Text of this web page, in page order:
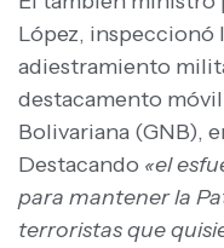
López, inspeccionó
adiestramiento
destacamento móvil
Bolivariana (GNB),
Destacando «el
para mantener la
terroristas que